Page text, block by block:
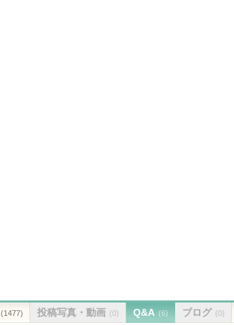
(1477) 投稿写真・動画 (0) Q&A (6) ブログ (0)